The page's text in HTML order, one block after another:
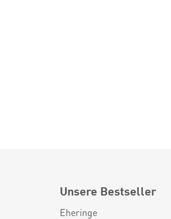
Unsere Bestseller
Eheringe